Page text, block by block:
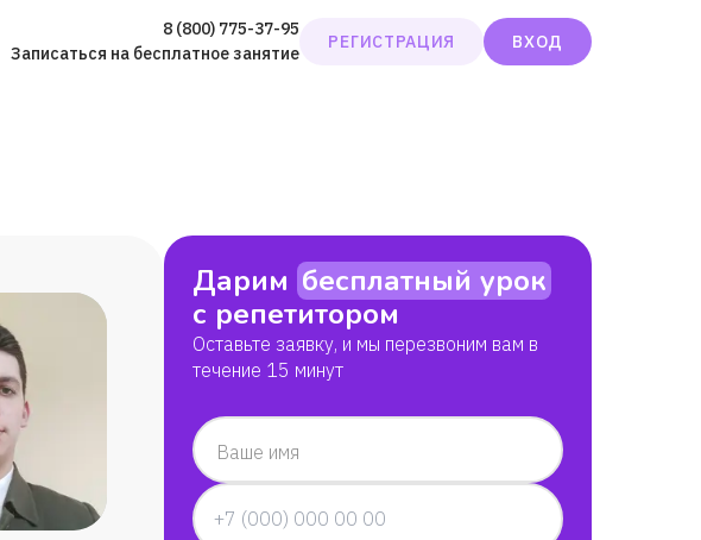
8 (800) 775-37-95
Записаться на бесплатное занятие
РЕГИСТРАЦИЯ ВХОД
Дарим бесплатный урок
с репетитором
Оставьте заявку, и мы перезвоним вам в
течение 15 минут
Ваше имя